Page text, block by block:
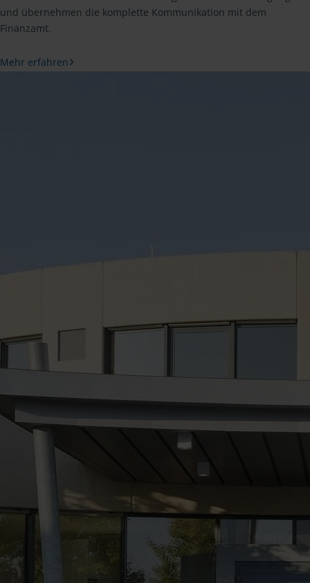
und übernehmen die komplette Kommunikation mit dem
Finanzamt.
Mehr erfahren